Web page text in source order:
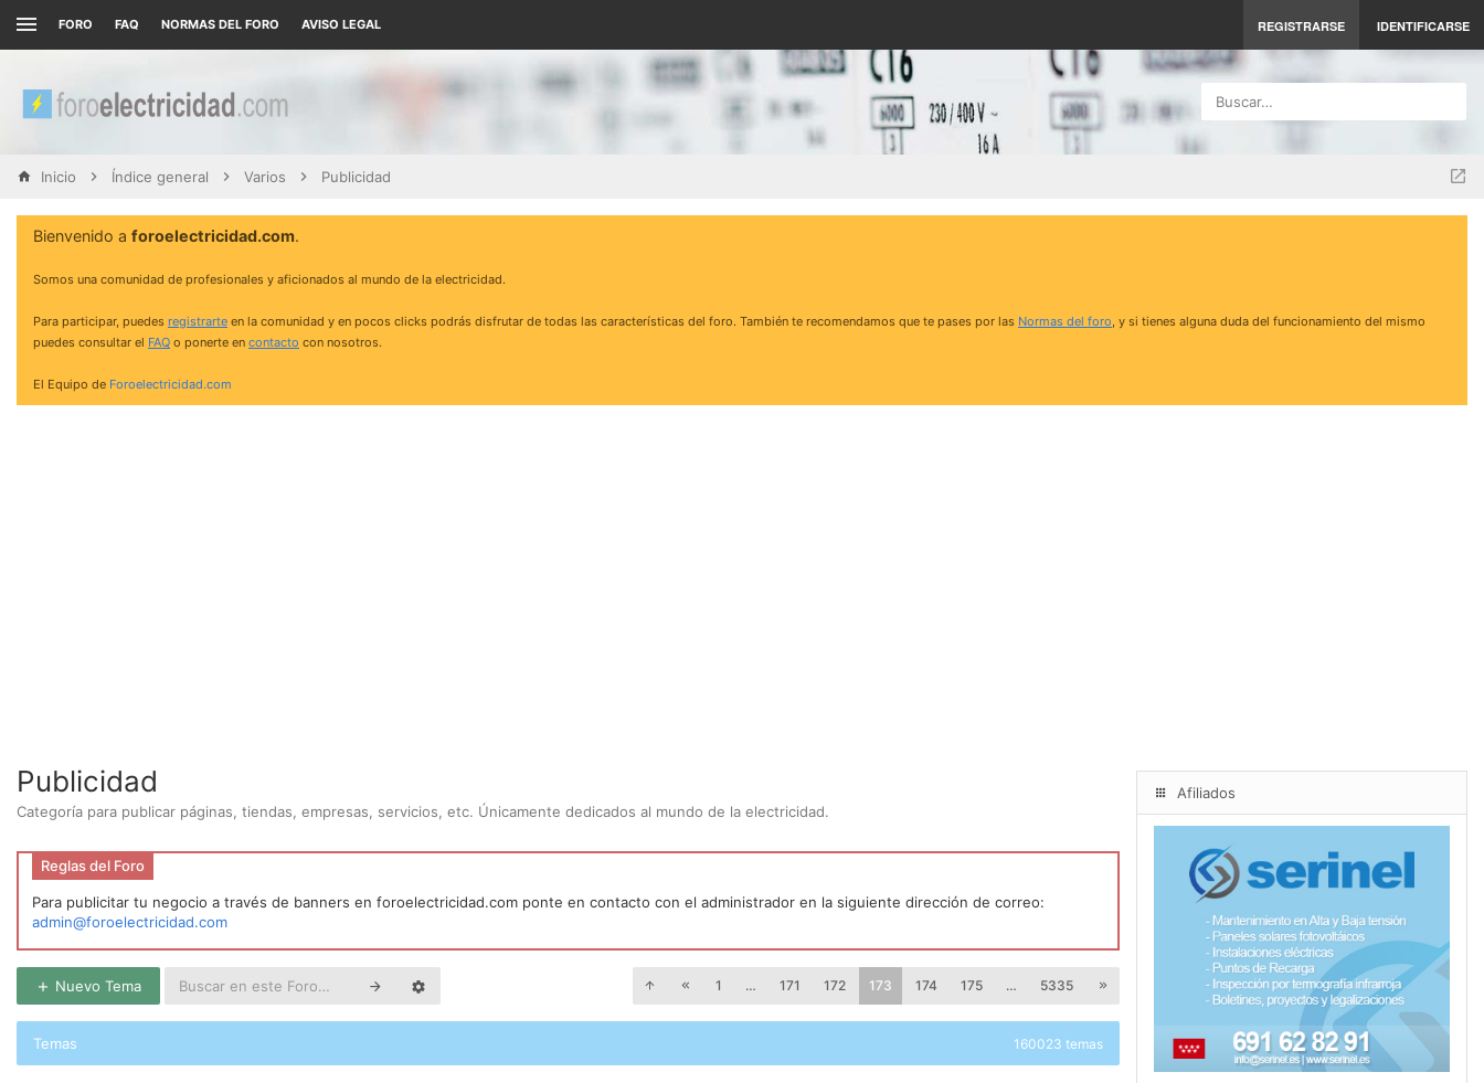
FORO FAQ NORMAS DEL FORO AVISO LEGAL REGISTRARSE IDENTIFICARSE
Buscar…
Inicio Índice general Varios Publicidad
Bienvenido a foroelectricidad.com.
Somos una comunidad de profesionales y aficionados al mundo de la electricidad.
Para participar, puedes registrarte en la comunidad y en pocos clicks podrás disfrutar de todas las características del foro. También te recomendamos que te pases por las Normas del foro, y si tienes alguna duda del funcionamiento del mismo
puedes consultar el FAQ o ponerte en contacto con nosotros.
El Equipo de Foroelectricidad.com
Publicidad
Categoría para publicar páginas, tiendas, empresas, servicios, etc. Únicamente dedicados al mundo de la electricidad.
Reglas del Foro
Para publicitar tu negocio a través de banners en foroelectricidad.com ponte en contacto con el administrador en la siguiente dirección de correo:
admin@foroelectricidad.com
Nuevo Tema 1 … 171 172 173 174 175 … 5335
Temas 160023 temas
Afiliados